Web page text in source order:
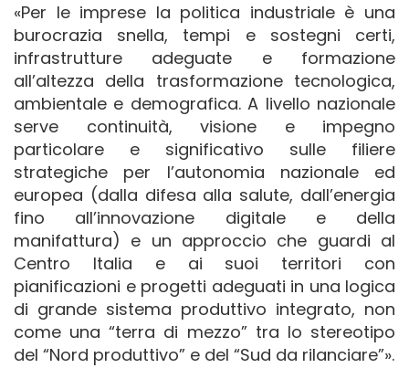
«Per le imprese la politica industriale è una
burocrazia snella, tempi e sostegni certi,
infrastrutture adeguate e formazione
all’altezza della trasformazione tecnologica,
ambientale e demografica. A livello nazionale
serve continuità, visione e impegno
particolare e significativo sulle filiere
strategiche per l’autonomia nazionale ed
europea (dalla difesa alla salute, dall’energia
fino all’innovazione digitale e della
manifattura) e un approccio che guardi al
Centro Italia e ai suoi territori con
pianificazioni e progetti adeguati in una logica
di grande sistema produttivo integrato, non
come una “terra di mezzo” tra lo stereotipo
del “Nord produttivo” e del “Sud da rilanciare”».